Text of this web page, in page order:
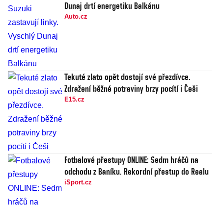
Dunaj drtí energetiku Balkánu
Auto.cz
Tekuté zlato opět dostojí své přezdívce.
Zdražení běžné potraviny brzy pocítí i Češi
E15.cz
Fotbalové přestupy ONLINE: Sedm hráčů na
odchodu z Baníku. Rekordní přestup do Realu
iSport.cz